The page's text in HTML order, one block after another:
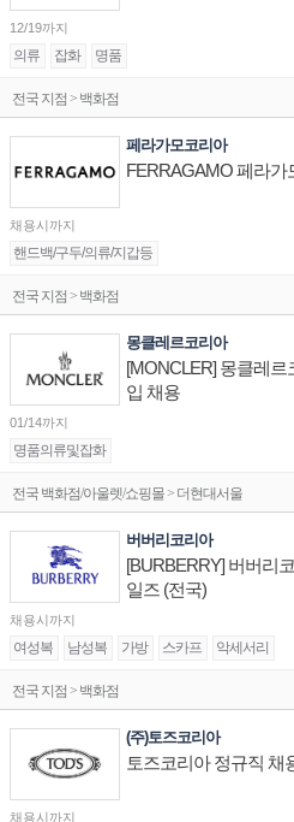
12/19까지
의류 잡화 명품
전국 지점 > 백화점
페라가모코리아
FERRAGAMO 페라가
채용시까지
핸드백/구두/의류/지갑등
전국 지점 > 백화점
몽클레르코리아
[MONCLER] 몽클레르
입 채용
01/14까지
명품의류및잡화
전국 백화점/아울렛/쇼핑몰 > 더현대서울
버버리코리아
[BURBERRY] 버버리
일즈 (전국)
채용시까지
여성복 남성복 가방 스카프 악세서리
전국 지점 > 백화점
(주)토즈코리아
토즈코리아 정규직 채
채용시까지